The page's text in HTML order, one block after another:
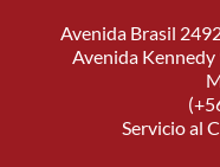
Avenida Brasil
Avenida Kennedy
Servicio al